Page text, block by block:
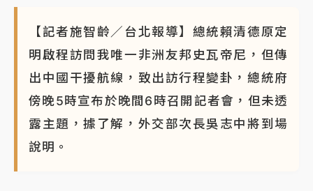
【記者施智齡／台北報導】總統賴清德原定
明啟程訪問我唯一非洲友邦史瓦帝尼，但傳
出中國干擾航線，致出訪行程變卦，總統府
傍晚5時宣布於晚間6時召開記者會，但未透
露主題，據了解，外交部次長吳志中將到場
說明。